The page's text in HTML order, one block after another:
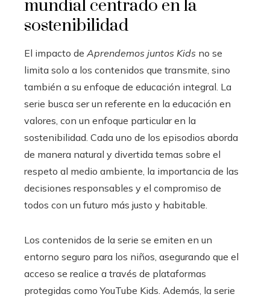
mundial centrado en la
sostenibilidad
El impacto de Aprendemos juntos Kids no se
limita solo a los contenidos que transmite, sino
también a su enfoque de educación integral. La
serie busca ser un referente en la educación en
valores, con un enfoque particular en la
sostenibilidad. Cada uno de los episodios aborda
de manera natural y divertida temas sobre el
respeto al medio ambiente, la importancia de las
decisiones responsables y el compromiso de
todos con un futuro más justo y habitable.
Los contenidos de la serie se emiten en un
entorno seguro para los niños, asegurando que el
acceso se realice a través de plataformas
protegidas como YouTube Kids. Además, la serie